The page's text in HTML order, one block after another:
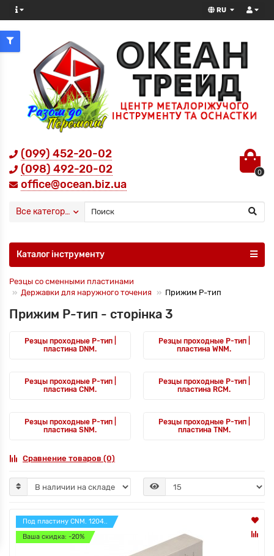
RU
(099) 452-20-02
(098) 492-20-02
office@ocean.biz.ua
0
Все категории
Каталог інструменту
Резцы со сменными пластинами
Державки для наружного точения
Прижим P-тип
Прижим P-тип - сторінка 3
Резцы проходные P-тип |
пластина DNM.
Резцы проходные P-тип |
пластина WNM.
Резцы проходные P-тип |
пластина CNM.
Резцы проходные P-тип |
пластина RCM.
Резцы проходные P-тип |
пластина SNM.
Резцы проходные P-тип |
пластина TNM.
Сравнение товаров (0)
Под пластину CNM. 1204..
Ваша скидка: -20%